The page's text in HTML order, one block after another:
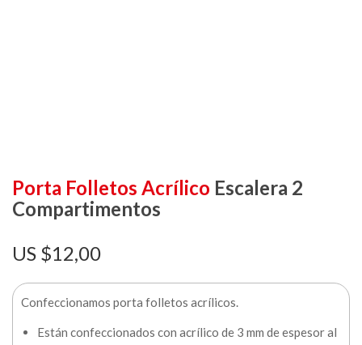
Porta Folletos Acrílico Escalera 2
Compartimentos
$12,00
Confeccionamos porta folletos acrílicos.
Están confeccionados con acrílico de 3 mm de espesor al